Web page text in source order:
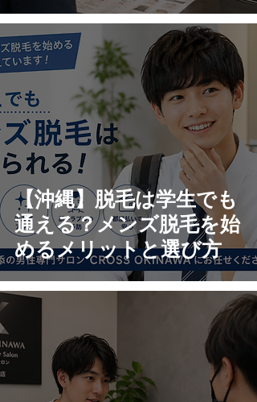
【沖縄】脱毛は学生でも
通える？メンズ脱毛を始
めるメリットと選び方